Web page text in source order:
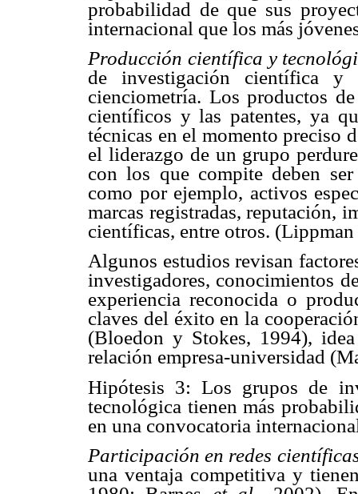
probabilidad de que sus
internacional que los más
Producción científica y
de investigación científica
cienciometría. Los productos
científicos y las patentes, ya
técnicas en el momento preciso
el liderazgo de un grupo
con los que compite deben
como por ejemplo, activos
marcas registradas, reputación,
científicas, entre otros.
Algunos estudios revisan
investigadores, conocimientos
experiencia reconocida o
claves del éxito en la
(Bloedon y Stokes, 1994),
relación empresa-universidad
Hipótesis 3: Los grupos de
tecnológica tienen más
en una convocatoria
Participación en redes
una ventaja competitiva y